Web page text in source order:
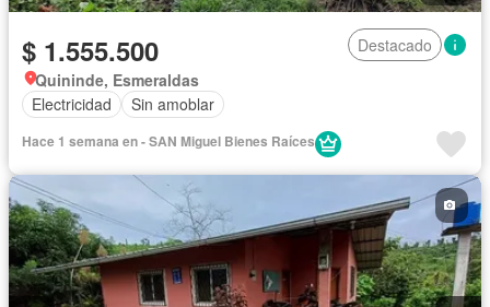
$ 1.555.500
Destacado
Quininde, Esmeraldas
Electricidad
Sin amoblar
Hace 1 semana en - SAN Miguel Bienes Raíces